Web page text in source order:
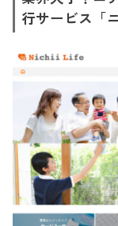
行サービス「